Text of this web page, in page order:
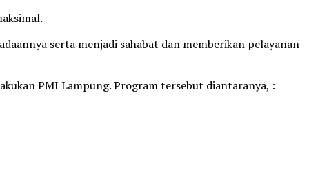
serta menjadi sahabat dan memberikan pelayanan
PMI Lampung. Program tersebut diantaranya, :